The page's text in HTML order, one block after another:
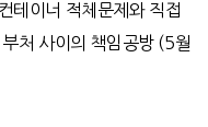
테이너 적체문제와 직접
부처 사이의 책임공방(5월